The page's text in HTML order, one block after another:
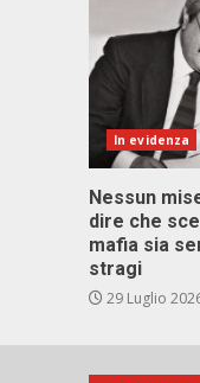
In evidenza
Nessun
dire che
mafia sia
stragi
29 Luglio